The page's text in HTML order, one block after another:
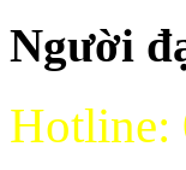
Người
Hotline: